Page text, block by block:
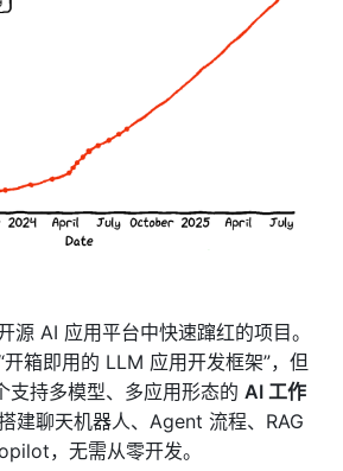
源 AI 应用平台中快速蹿红的项目。
箱即用的 LLM 应用开发框架”，但
支持多模型、多应用形态的 AI 工作
聊天机器人、Agent 流程、RAG
，无需从零开发。